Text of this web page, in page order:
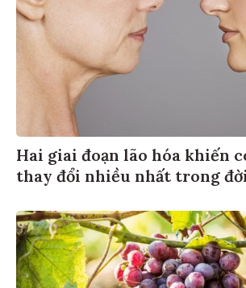
Hai giai đoạn lão hóa khiến
thay đổi nhiều nhất trong